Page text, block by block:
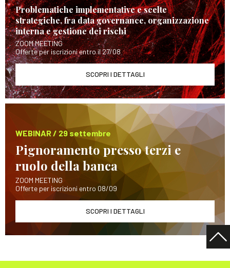
Problematiche implementative e scelte
strategiche, fra data governance, organizzazione
interna e gestione dei rischi
ZOOM MEETING
Offerte per iscrizioni entro il 27/08
SCOPRI I DETTAGLI
WEBINAR / 29 settembre
Pignoramento presso terzi e
ruolo della banca
ZOOM MEETING
Offerte per iscrizioni entro 08/09
SCOPRI I DETTAGLI